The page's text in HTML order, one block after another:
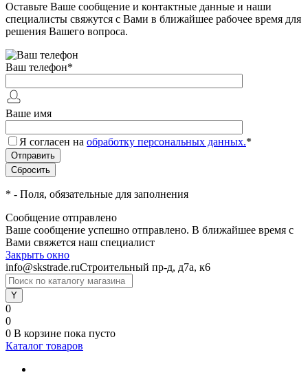
Оставьте Ваше сообщение и контактные данные и наши
специалисты свяжутся с Вами в ближайшее рабочее время для
решения Вашего вопроса.
Ваш телефон*
Ваше имя
Я согласен на обработку персональных данных.*
* - Поля, обязательные для заполнения
Сообщение отправлено
Ваше сообщение успешно отправлено. В ближайшее время с
Вами свяжется наш специалист
Закрыть окно
info@skstrade.ruСтроительный пр-д, д7а, к6
0
0
0 В корзине пока пусто
Каталог товаров